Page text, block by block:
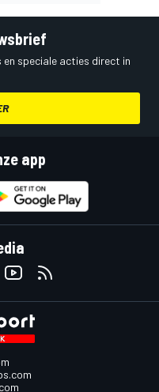
speciale acties direct in
app